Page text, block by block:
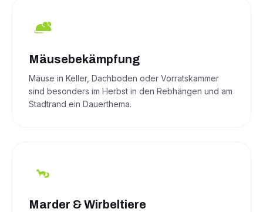
Mäusebekämpfung
Mäuse in Keller, Dachboden oder Vorratskammer
sind besonders im Herbst in den Rebhängen und am
Stadtrand ein Dauerthema.
Marder & Wirbeltiere